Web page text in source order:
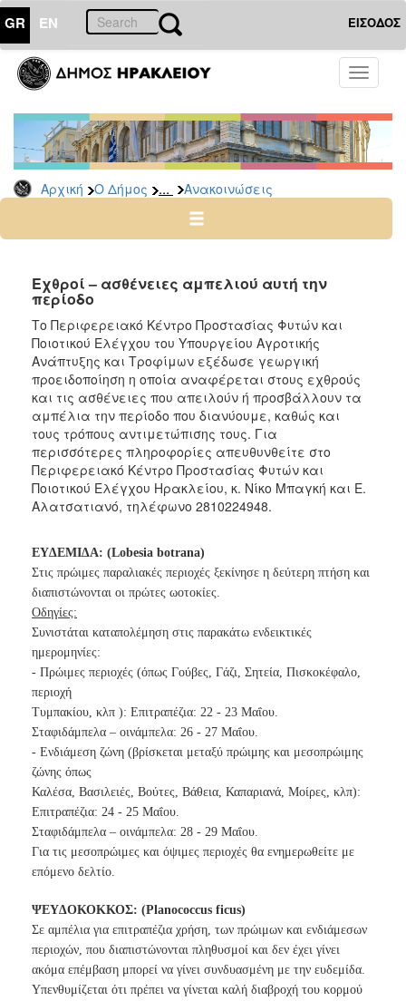
GR EN ΕΙΣΟΔΟΣ
Toggle
Αρχική Ο Δήμος ... Ανακοινώσεις
ΔΗΜΟΣ
Υπηρεσίες
&
Φορείς
Δημοτικές
Υπηρεσίες
Ηλεκτρονική
Διακυβέρνηση
Σχολικές
Επιτροπές
Αγροτική
Ανάπτυξη
Ανακοινώσεις
Προγράμματα
Προσχολική
Αγωγή
Κοιμητήρια
Κέντρο
Οικογένειας
ΤΟΠΟΣ
ΠΟΛΙΤΙΣΜΟΣ
ΑΝΘΕΚΤΙΚΗ
ΠΟΛΗ
Εχθροί – ασθένειες αμπελιού αυτή την
περίοδο
Το Περιφερειακό Κέντρο Προστασίας Φυτών και
Ποιοτικού Ελέγχου του Υπουργείου Αγροτικής
Ανάπτυξης και Τροφίμων εξέδωσε γεωργική
προειδοποίηση η οποία αναφέρεται στους εχθρούς
και τις ασθένειες που απειλούν ή προσβάλλουν τα
αμπέλια την περίοδο που διανύουμε, καθώς και
τους τρόπους αντιμετώπισης τους. Για
περισσότερες πληροφορίες απευθυνθείτε στο
Περιφερειακό Κέντρο Προστασίας Φυτών και
Ποιοτικού Ελέγχου Ηρακλείου, κ. Νίκο Μπαγκή και Ε.
Αλατσατιανό, τηλέφωνο 2810224948.
ΕΥ∆ΕΜΙ∆Α: (Lobesia botrana)
Στις πρώιμες παραλιακές περιοχές ξεκίνησε η δεύτερη πτήση και
διαπιστώνονται οι πρώτες ωοτοκίες.
Οδηγίες:
Συνιστάται καταπολέμηση στις παρακάτω ενδεικτικές
ημερομηνίες:
- Πρώιμες περιοχές (όπως Γούβες, Γάζι, Σητεία, Πισκοκέφαλο,
περιοχή
Τυμπακίου, κλπ ): Επιτραπέζια: 22 - 23 Μαΐου.
Σταφιδάμπελα – οινάμπελα: 26 - 27 Μαΐου.
- Ενδιάμεση ζώνη (βρίσκεται μεταξύ πρώιμης και μεσοπρώιμης
ζώνης όπως
Καλέσα, Βασιλειές, Βούτες, Βάθεια, Καπαριανά, Μοίρες, κλπ):
Επιτραπέζια: 24 - 25 Μαΐου.
Σταφιδάμπελα – οινάμπελα: 28 - 29 Μαΐου.
Για τις μεσοπρώιμες και όψιμες περιοχές θα ενημερωθείτε με
επόμενο δελτίο.
ΨΕΥ∆ΟΚΟΚΚΟΣ: (Planococcus ficus)
Σε αμπέλια για επιτραπέζια χρήση, των πρώιμων και ενδιάμεσων
περιοχών, που διαπιστώνονται πληθυσμοί και δεν έχει γίνει
ακόμα επέμβαση μπορεί να γίνει συνδυασμένη με την ευδεμίδα.
Υπενθυμίζεται ότι πρέπει να γίνεται καλή διαβροχή του κορμού